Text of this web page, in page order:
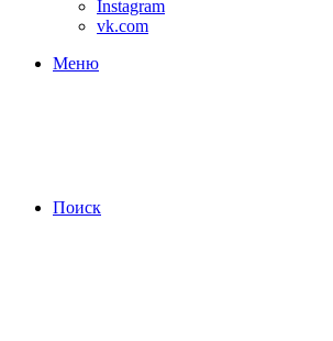
Instagram
vk.com
Меню
Поиск